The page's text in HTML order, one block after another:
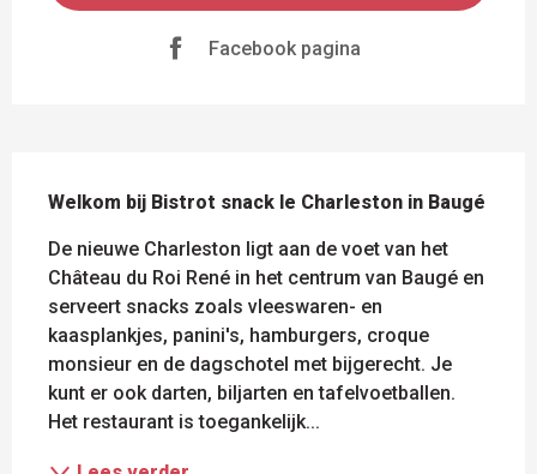
Facebook pagina
Welkom bij Bistrot snack le Charleston in Baugé
De nieuwe Charleston ligt aan de voet van het
Château du Roi René in het centrum van Baugé en
serveert snacks zoals vleeswaren- en
kaasplankjes, panini's, hamburgers, croque
monsieur en de dagschotel met bijgerecht. Je
kunt er ook darten, biljarten en tafelvoetballen.
Het restaurant is toegankelijk...